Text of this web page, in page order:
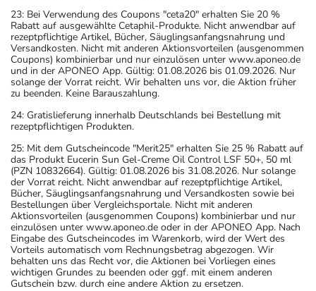
23: Bei Verwendung des Coupons "ceta20" erhalten Sie 20 %
Rabatt auf ausgewählte Cetaphil-Produkte. Nicht anwendbar auf
rezeptpflichtige Artikel, Bücher, Säuglingsanfangsnahrung und
Versandkosten. Nicht mit anderen Aktionsvorteilen (ausgenommen
Coupons) kombinierbar und nur einzulösen unter www.aponeo.de
und in der APONEO App. Gültig: 01.08.2026 bis 01.09.2026. Nur
solange der Vorrat reicht. Wir behalten uns vor, die Aktion früher
zu beenden. Keine Barauszahlung.
24: Gratislieferung innerhalb Deutschlands bei Bestellung mit
rezeptpflichtigen Produkten.
25: Mit dem Gutscheincode "Merit25" erhalten Sie 25 % Rabatt auf
das Produkt Eucerin Sun Gel-Creme Oil Control LSF 50+, 50 ml
(PZN 10832664). Gültig: 01.08.2026 bis 31.08.2026. Nur solange
der Vorrat reicht. Nicht anwendbar auf rezeptpflichtige Artikel,
Bücher, Säuglingsanfangsnahrung und Versandkosten sowie bei
Bestellungen über Vergleichsportale. Nicht mit anderen
Aktionsvorteilen (ausgenommen Coupons) kombinierbar und nur
einzulösen unter www.aponeo.de oder in der APONEO App. Nach
Eingabe des Gutscheincodes im Warenkorb, wird der Wert des
Vorteils automatisch vom Rechnungsbetrag abgezogen. Wir
behalten uns das Recht vor, die Aktionen bei Vorliegen eines
wichtigen Grundes zu beenden oder ggf. mit einem anderen
Gutschein bzw. durch eine andere Aktion zu ersetzen.